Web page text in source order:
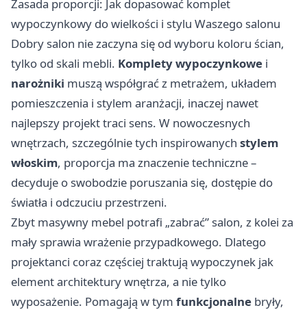
Zasada proporcji: Jak dopasować komplet
wypoczynkowy do wielkości i stylu Waszego salonu
Dobry salon nie zaczyna się od wyboru koloru ścian,
tylko od skali mebli. Komplety wypoczynkowe i
narożniki muszą współgrać z metrażem, układem
pomieszczenia i stylem aranżacji, inaczej nawet
najlepszy projekt traci sens. W nowoczesnych
wnętrzach, szczególnie tych inspirowanych stylem
włoskim, proporcja ma znaczenie techniczne –
decyduje o swobodzie poruszania się, dostępie do
światła i odczuciu przestrzeni.
Zbyt masywny mebel potrafi „zabrać” salon, z kolei za
mały sprawia wrażenie przypadkowego. Dlatego
projektanci coraz częściej traktują wypoczynek jak
element architektury wnętrza, a nie tylko
wyposażenie. Pomagają w tym funkcjonalne bryły,